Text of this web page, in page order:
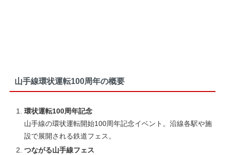
山手線環状運転100周年の概要
環状運転100周年記念
山手線の環状運転開始100周年記念イベント。沿線各駅や施
設で展開される鉄道フェス。
つながる山手線フェス